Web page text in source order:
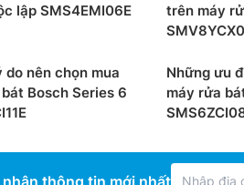
bên cạnh là vị trí không gian
tiếp xúc màu đỏ và các nút
trí của nó và xếp được nhiều
lập SMS4EMI06E
trên máy
do nên chọn mua
Bosch Series 6
Những ưu
máy rửa
thông tin mới nhất